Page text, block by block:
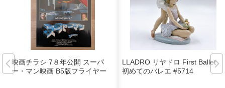
映画チラシ 7８年公開 スーパ
ー・マン映画 B5版フライヤー
LLADRO リヤドロ First Ballet
初めてのバレエ #5714